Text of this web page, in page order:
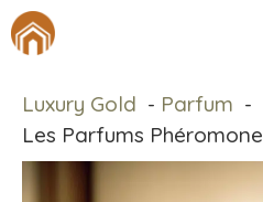
Aller
au
Luxury Gold
Parfum
Les Parfums Phéromone